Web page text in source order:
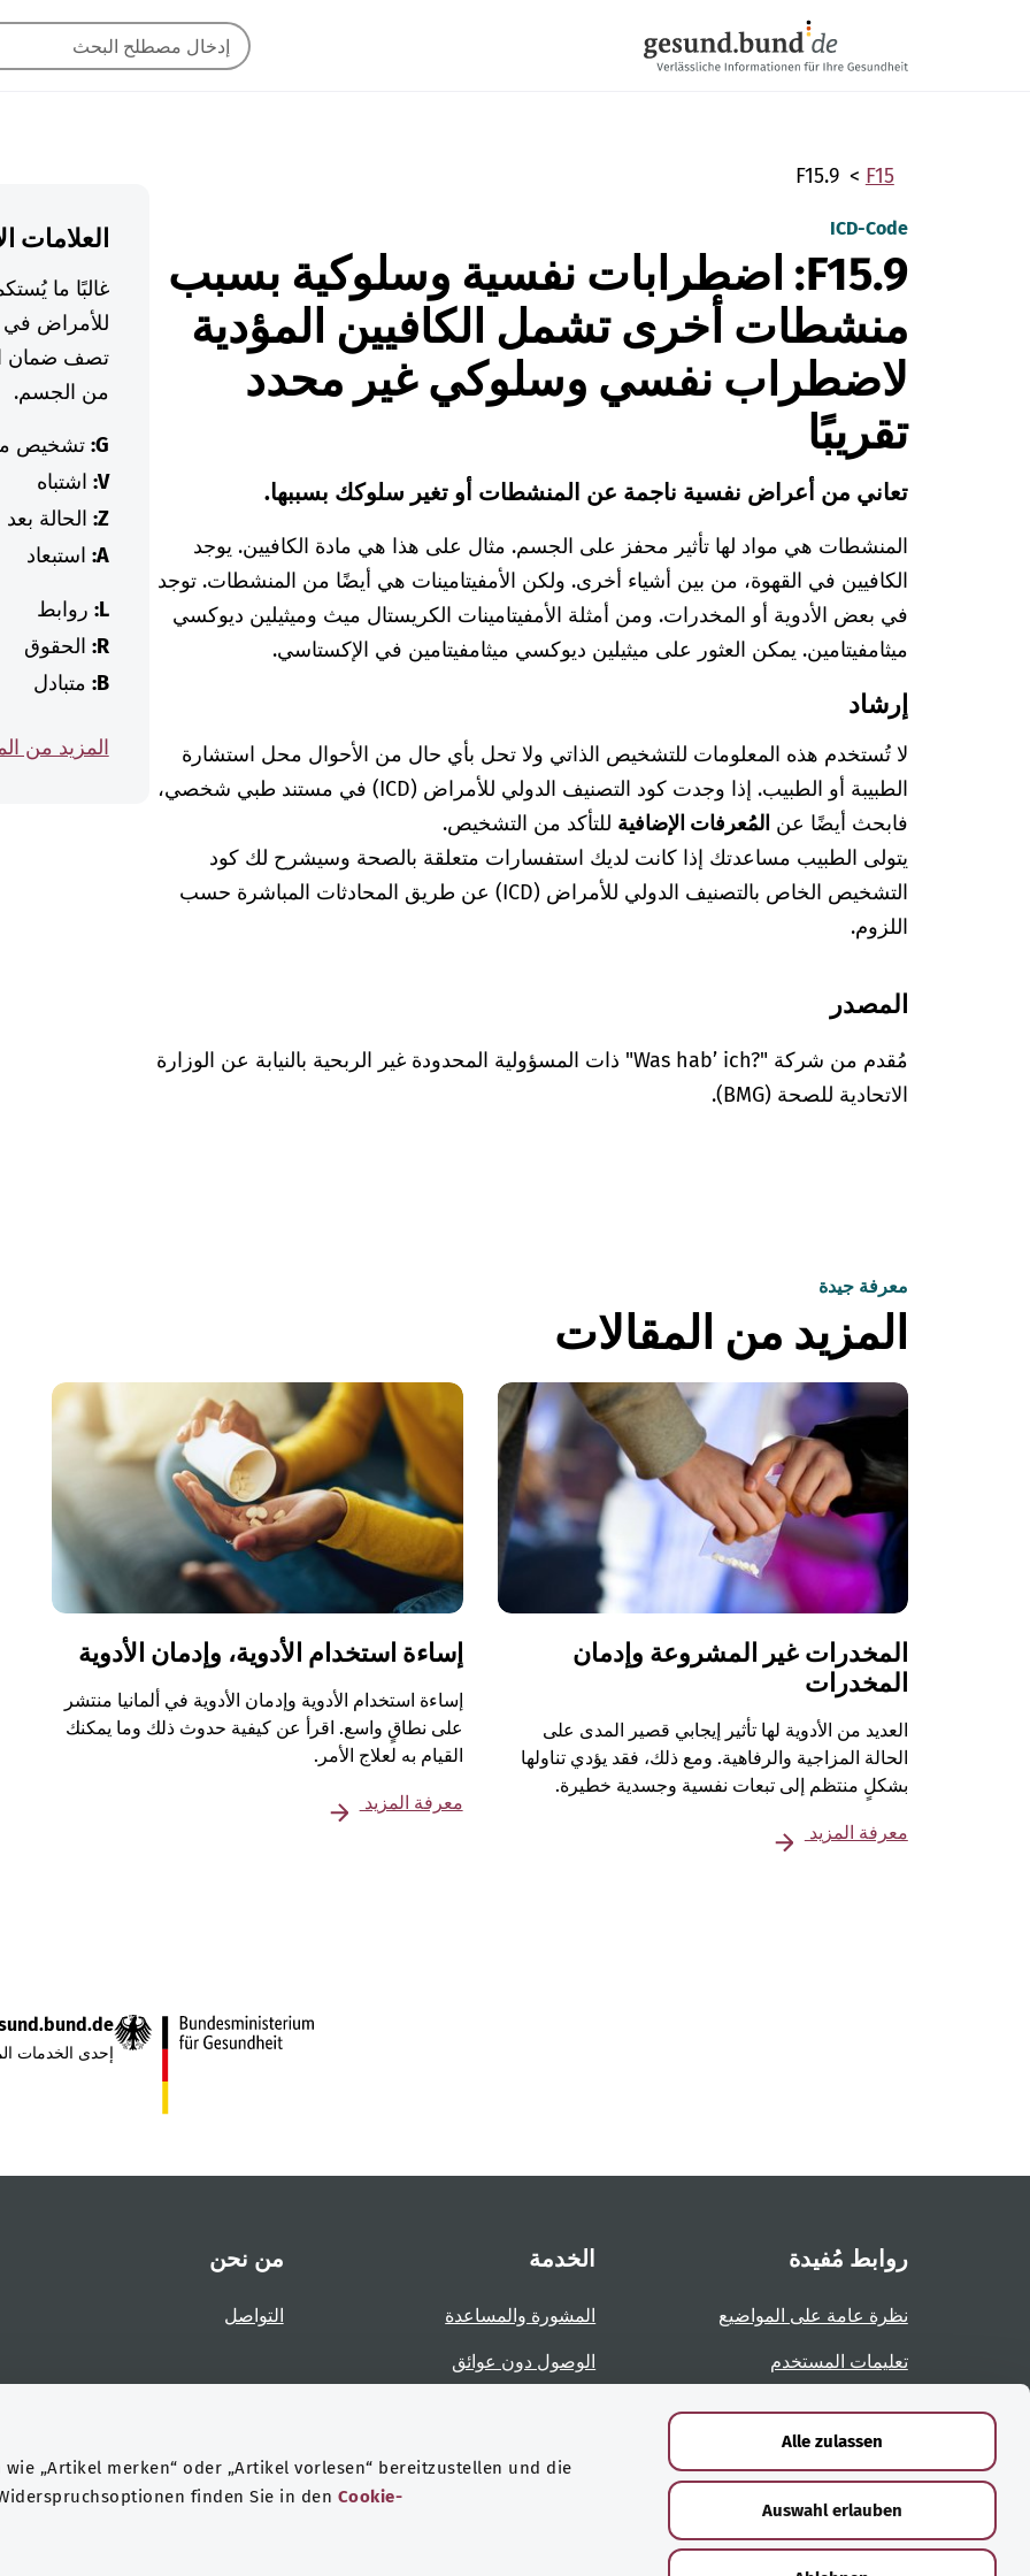
„Artikel merken“ oder „Artikel vorlesen“ bereitzustellen und die
finden Sie in den Cookie-
Alle zulassen
Auswahl erlauben
F15
F15.9
ICD-Code
F15.9: اضطرابات نفسية وسلوكية بسبب
منشطات أخرى تشمل الكافيين المؤدية
لاضطراب نفسي وسلوكي غير محدد
تقريبًا
تعاني من أعراض نفسية ناجمة عن المنشطات أو تغير سلوكك بسببها.
المنشطات هي مواد لها تأثير محفز على الجسم. مثال على هذا هي مادة الكافيين. يوجد
الكافيين في القهوة، من بين أشياء أخرى. ولكن الأمفيتامينات هي أيضًا من المنشطات. توجد
في بعض الأدوية أو المخدرات. ومن أمثلة الأمفيتامينات الكريستال ميث وميثيلين ديوكسي
ميثامفيتامين. يمكن العثور على ميثيلين ديوكسي ميثامفيتامين في الإكستاسي.
إرشاد
لا تُستخدم هذه المعلومات للتشخيص الذاتي ولا تحل بأي حال من الأحوال محل استشارة
الطبيبة أو الطبيب. إذا وجدت كود التصنيف الدولي للأمراض (ICD) في مستند طبي شخصي،
فابحث أيضًا عن المُعرفات الإضافية للتأكد من التشخيص.
يتولى الطبيب مساعدتك إذا كانت لديك استفسارات متعلقة بالصحة وسيشرح لك كود
التشخيص الخاص بالتصنيف الدولي للأمراض (ICD) عن طريق المحادثات المباشرة حسب
اللزوم.
المصدر
مُقدم من شركة "Was hab’ ich?‎" ذات المسؤولية المحدودة غير الربحية بالنيابة عن الوزارة
الاتحادية للصحة (BMG).
العلامات
غالبًا ما
للأمراض في
تصف ضمان
من الجسم.
G: تشخيص
V: اشتباه
Z: الحالة بعد
A: استبعاد
L: روابط
R: الحقوق
B: متبادل
المزيد من
معرفة جيدة
المزيد من المقالات
المخدرات غير المشروعة وإدمان
المخدرات
العديد من الأدوية لها تأثير إيجابي قصير المدى على
الحالة المزاجية والرفاهية. ومع ذلك، فقد يؤدي تناولها
بشكلٍ منتظم إلى تبعات نفسية وجسدية خطيرة.
معرفة المزيد
إساءة استخدام الأدوية، وإدمان الأدوية
إساءة استخدام الأدوية وإدمان الأدوية في ألمانيا منتشر
على نطاقٍ واسع. اقرأ عن كيفية حدوث ذلك وما يمكنك
القيام به لعلاج الأمر.
معرفة المزيد
إحدى الخدمات
روابط مُفيدة
نظرة عامة على المواضيع
تعليمات المستخدم
نظرة عامة على الصفحات
الخدمة
المشورة والمساعدة
الوصول دون عوائق
من نحن
التواصل
الشهادات